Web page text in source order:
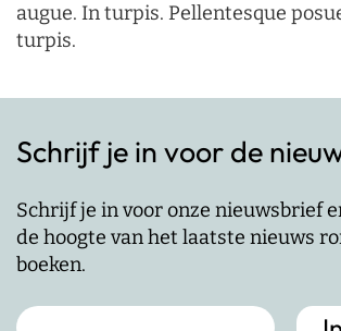
augue. In turpis. Pellentesque
turpis.
Schrijf je in voor de
Schrijf je in voor onze nieuwsbrief
de hoogte van het laatste nieuws
boeken.